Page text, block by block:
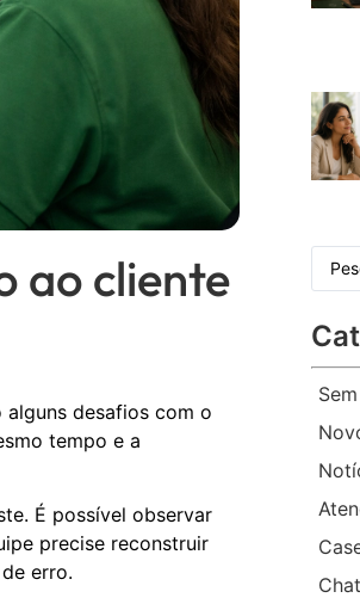
ao cliente
desafios com o
tempo e a
É possível observar
precise reconstruir
erro.